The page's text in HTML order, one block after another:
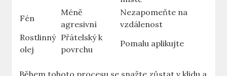
Fén
Méně
agresivní
Nezapomeňte na
vzdálenost
Rostlinný
olej
Přátelský k
povrchu
Pomalu aplikujte